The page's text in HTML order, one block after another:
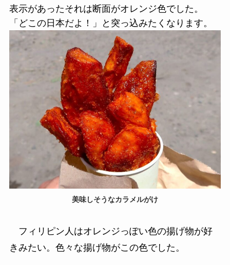
表示があったそれは断面がオレンジ色でした。
「どこの日本だよ！」と突っ込みたくなります。
美味しそうなカラメルがけ
フィリピン人はオレンジっぽい色の揚げ物が好
きみたい。色々な揚げ物がこの色でした。